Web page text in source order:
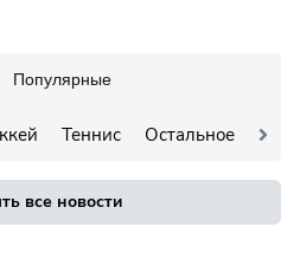
Популярные
Теннис Остальное
все новости